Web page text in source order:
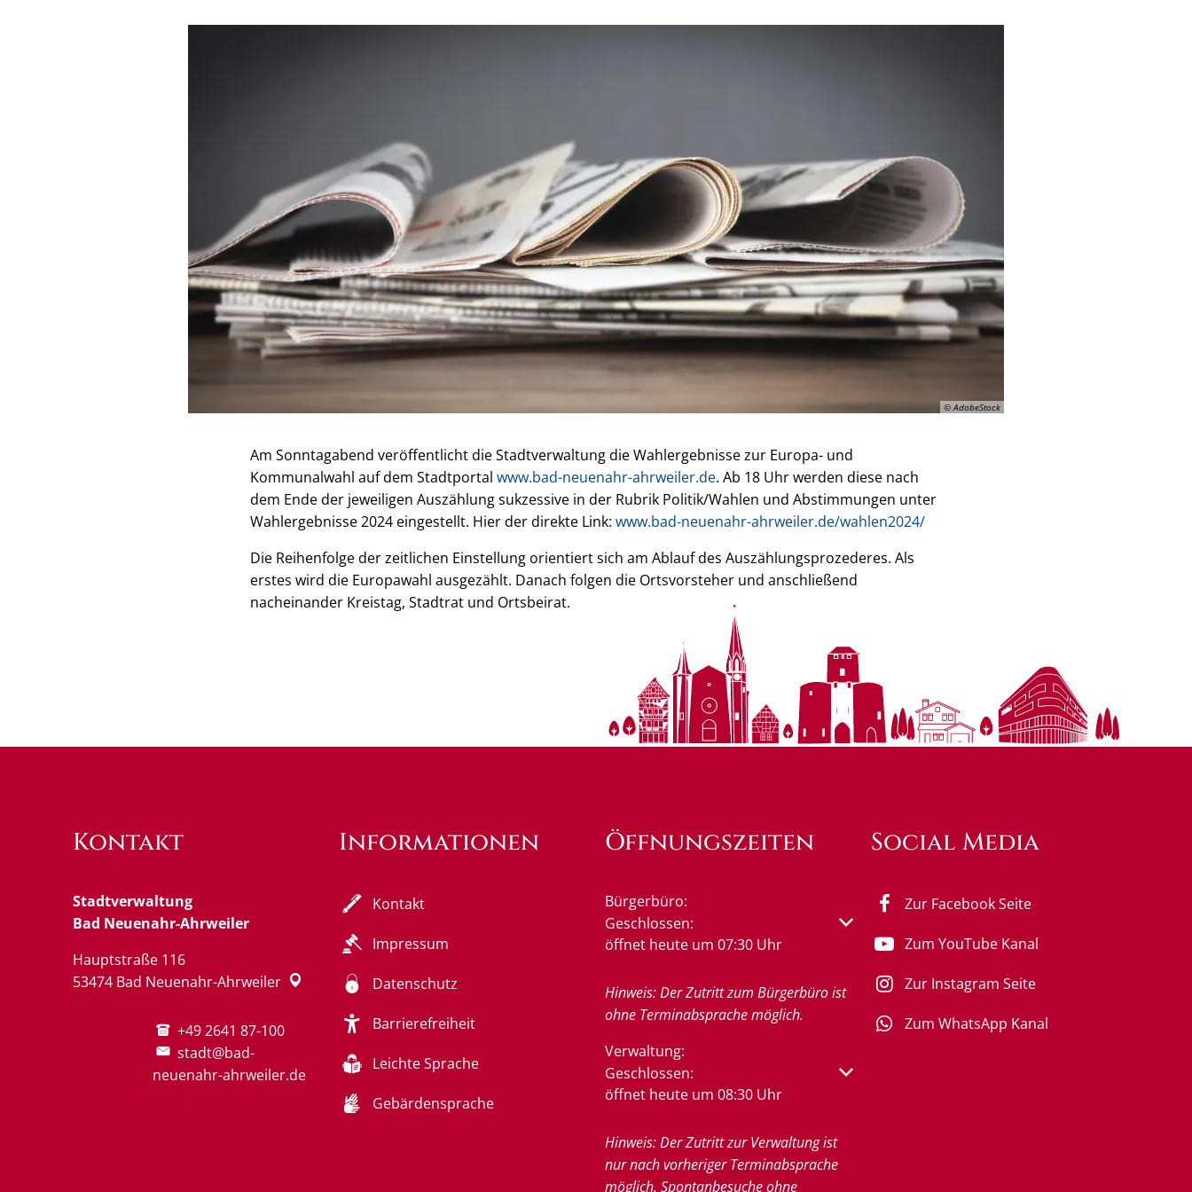
© AdobeStock
Am Sonntagabend veröffentlicht die Stadtverwaltung die Wahlergebnisse zur Europa- und
Kommunalwahl auf dem Stadtportal www.bad-neuenahr-ahrweiler.de. Ab 18 Uhr werden diese nach
dem Ende der jeweiligen Auszählung sukzessive in der Rubrik Politik/Wahlen und Abstimmungen unter
Wahlergebnisse 2024 eingestellt. Hier der direkte Link: www.bad-neuenahr-ahrweiler.de/wahlen2024/
Die Reihenfolge der zeitlichen Einstellung orientiert sich am Ablauf des Auszählungsprozederes. Als
erstes wird die Europawahl ausgezählt. Danach folgen die Ortsvorsteher und anschließend
nacheinander Kreistag, Stadtrat und Ortsbeirat.
Kontakt
Stadtverwaltung
Bad Neuenahr-Ahrweiler
Hauptstraße 116
53474 Bad Neuenahr-Ahrweiler
+49 2641 87-100
stadt@bad-
neuenahr-ahrweiler.de
Informationen
Kontakt
Impressum
Datenschutz
Barrierefreiheit
Leichte Sprache
Gebärdensprache
Öffnungszeiten
Bürgerbüro:
Klicken, um weitere Öffnungs- oder Schließzeiten auszublenden
Geschlossen:
öffnet heute um 07:30 Uhr
Hinweis: Der Zutritt zum Bürgerbüro ist
ohne Terminabsprache möglich.
Verwaltung:
Klicken, um weitere Öffnungs- oder Schließzeiten auszublenden
Geschlossen:
öffnet heute um 08:30 Uhr
Hinweis: Der Zutritt zur Verwaltung ist
nur nach vorheriger Terminabsprache
möglich. Spontanbesuche ohne
Social Media
Zur Facebook Seite
Zum YouTube Kanal
Zur Instagram Seite
Zum WhatsApp Kanal